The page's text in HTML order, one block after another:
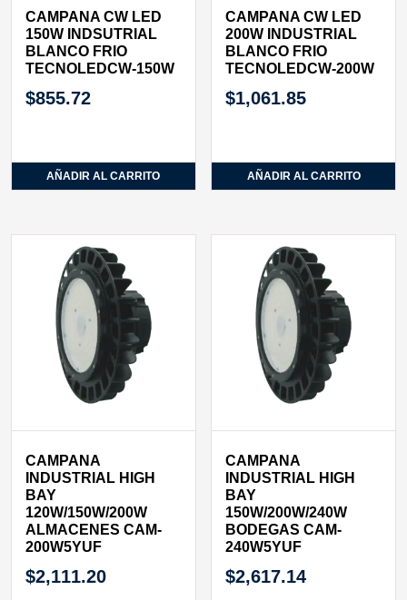
CAMPANA CW LED
150W INDSUTRIAL
BLANCO FRIO
TECNOLEDCW-150W
$855.72
AÑADIR AL CARRITO
CAMPANA CW LED
200W INDUSTRIAL
BLANCO FRIO
TECNOLEDCW-200W
$1,061.85
AÑADIR AL CARRITO
CAMPANA
INDUSTRIAL HIGH
BAY
120W/150W/200W
ALMACENES CAM-
200W5YUF
$2,111.20
CAMPANA
INDUSTRIAL HIGH
BAY
150W/200W/240W
BODEGAS CAM-
240W5YUF
$2,617.14